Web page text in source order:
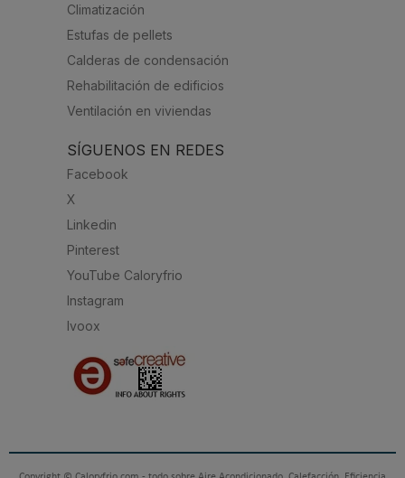
Climatización
Estufas de pellets
Calderas de condensación
Rehabilitación de edificios
Ventilación en viviendas
SÍGUENOS EN REDES
Facebook
X
Linkedin
Pinterest
YouTube Caloryfrio
Instagram
Ivoox